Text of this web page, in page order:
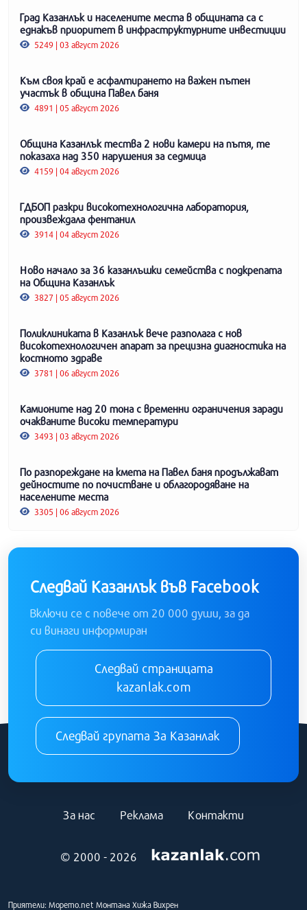
Град Казанлък и населените места в общината са с
еднакъв приоритет в инфраструктурните инвестиции
5249 | 03 август 2026
Към своя край е асфалтирането на важен пътен
участък в община Павел баня
4891 | 05 август 2026
Община Казанлък тества 2 нови камери на пътя, те
показаха над 350 нарушения за седмица
4159 | 04 август 2026
ГДБОП разкри високотехнологична лаборатория,
произвеждала фентанил
3914 | 04 август 2026
Ново начало за 36 казанлъшки семейства с подкрепата
на Община Казанлък
3827 | 05 август 2026
Поликлиниката в Казанлък вече разполага с нов
високотехнологичен апарат за прецизна диагностика на
костното здраве
3781 | 06 август 2026
Камионите над 20 тона с временни ограничения заради
очакваните високи температури
3493 | 03 август 2026
По разпореждане на кмета на Павел баня продължават
дейностите по почистване и облагородяване на
населените места
3305 | 06 август 2026
Следвай Казанлък във Facebook
Включи се с повече от 20 000 души, за да
си винаги информиран
Следвай страницата
kazanlak.com
Следвай групата За Казанлак
© 2000 - 2026
За нас Реклама Контакти
Приятели: Морето.net Монтана Хижа Вихрен